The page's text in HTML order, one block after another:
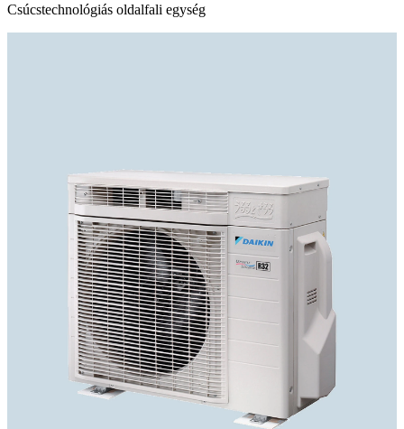
Csúcstechnológiás oldalfali egység